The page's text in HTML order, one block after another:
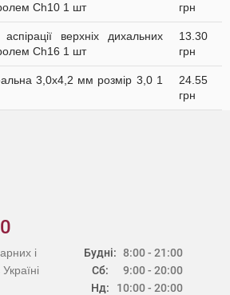
Ch10 1 шт
грн
верхніх дихальних
Ch16 1 шт
13.30
грн
3,0х4,2 мм розмір 3,0 1
24.55
грн
Будні:
Сб:
Нд:
8:00 - 21:00
9:00 - 20:00
10:00 - 20:00
і